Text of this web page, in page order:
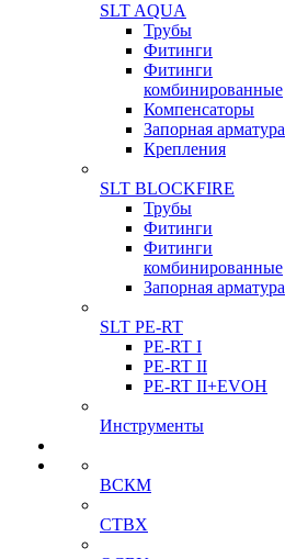
SLT AQUA
Трубы
Фитинги
Фитинги
комбинированные
Компенсаторы
Запорная арматура
Крепления
SLT BLOCKFIRE
Трубы
Фитинги
Фитинги
комбинированные
Запорная арматура
SLT PE-RT
PE-RT I
PE-RT II
PE-RT II+EVOH
Инструменты
ВСКМ
СТВХ